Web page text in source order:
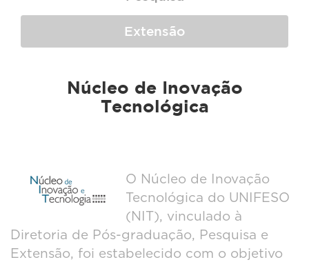
Extensão
Núcleo de Inovação
Tecnológica
O Núcleo de Inovação
Tecnológica do UNIFESO
(NIT), vinculado à
Diretoria de Pós-graduação, Pesquisa e
Extensão, foi estabelecido com o objetivo